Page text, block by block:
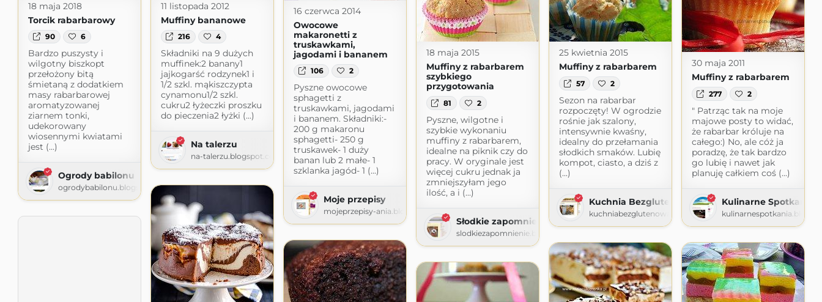
18 maja 2018
Torcik rabarbarowy
90 6
Bardzo puszysty i
wilgotny biszkopt
przełożony bitą
śmietaną z dodatkiem
masy rabarbarowej
aromatyzowanej
ziarnem tonki,
udekorowany
wiosennymi kwiatami
jest (...)
Ogrody babilonu
ogrodybabilonu.blogspot.com
11 listopada 2012
Muffiny bananowe
216 4
Składniki na 9 dużych
muffinek:2 banany1
jajkogarść rodzynek1 i
1/2 szkl. mąkiszczypta
cynamonu1/2 szkl.
cukru2 łyżeczki proszku
do pieczenia2 łyżki (...)
Na talerzu
na-talerzu.blogspot.com
16 czerwca 2014
Owocowe
makaronetti z
truskawkami,
jagodami i bananem
106 2
Pyszne owocowe
sphagetti z
truskawkami, jagodami
i bananem. Składniki:-
200 g makaronu
sphagetti- 250 g
truskawek- 1 duży
banan lub 2 małe- 1
szklanka jagód- 1 (...)
Moje przepisy
mojeprzepisy-ania.blogspot.com
18 maja 2015
Muffiny z rabarbarem
szybkiego
przygotowania
81 2
Pyszne, wilgotne i
szybkie wykonaniu
muffiny z rabarbarem,
idealne na piknik czy do
pracy. W oryginale jest
więcej cukru jednak ja
zmniejszyłam jego
ilość, a i (...)
Słodkie zapomnienie
slodkiezapomnienie.blogspot.com
25 kwietnia 2015
Muffiny z rabarbarem
57 2
Sezon na rabarbar
rozpoczęty! W ogrodzie
rośnie jak szalony,
intensywnie kwaśny,
idealny do przełamania
słodkich smaków. Lubię
kompot, ciasto, a dziś z
(...)
Kuchnia Bezglutenowa Loli
kuchniabezglutenowa.blogspot.com
30 maja 2011
Muffiny z rabarbarem
277 2
" Patrząc tak na moje
majowe posty to widać,
że rabarbar króluje na
całego:) No, ale cóż ja
poradzę, że tak bardzo
go lubię i nawet jak
planuję całkiem coś (...)
Kulinarne Spotkania